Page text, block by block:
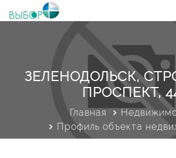
ЗЕЛЕНОДОЛЬСК,
ПРОСПЕКТ,
Главная
Профиль объекта